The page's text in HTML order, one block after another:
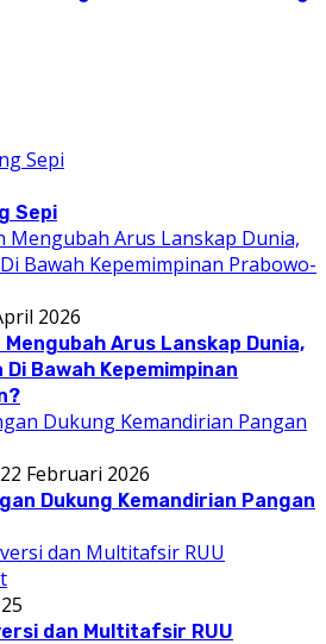
Sepi
2026
Arus Lanskap Dunia,
Bawah Kepemimpinan
22 Februari 2026
Dukung Kemandirian Pangan
dan Multitafsir RUU